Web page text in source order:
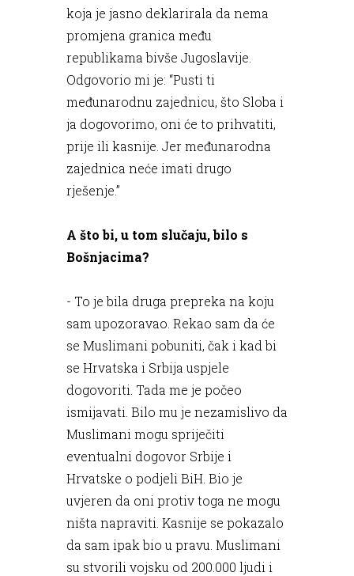
koja je jasno deklarirala da nema
promjena granica među
republikama bivše Jugoslavije.
Odgovorio mi je: “Pusti ti
međunarodnu zajednicu, što Sloba i
ja dogovorimo, oni će to prihvatiti,
prije ili kasnije. Jer međunarodna
zajednica neće imati drugo
rješenje.”
A što bi, u tom slučaju, bilo s
Bošnjacima?
- To je bila druga prepreka na koju
sam upozoravao. Rekao sam da će
se Muslimani pobuniti, čak i kad bi
se Hrvatska i Srbija uspjele
dogovoriti. Tada me je počeo
ismijavati. Bilo mu je nezamislivo da
Muslimani mogu spriječiti
eventualni dogovor Srbije i
Hrvatske o podjeli BiH. Bio je
uvjeren da oni protiv toga ne mogu
ništa napraviti. Kasnije se pokazalo
da sam ipak bio u pravu. Muslimani
su stvorili vojsku od 200.000 ljudi i